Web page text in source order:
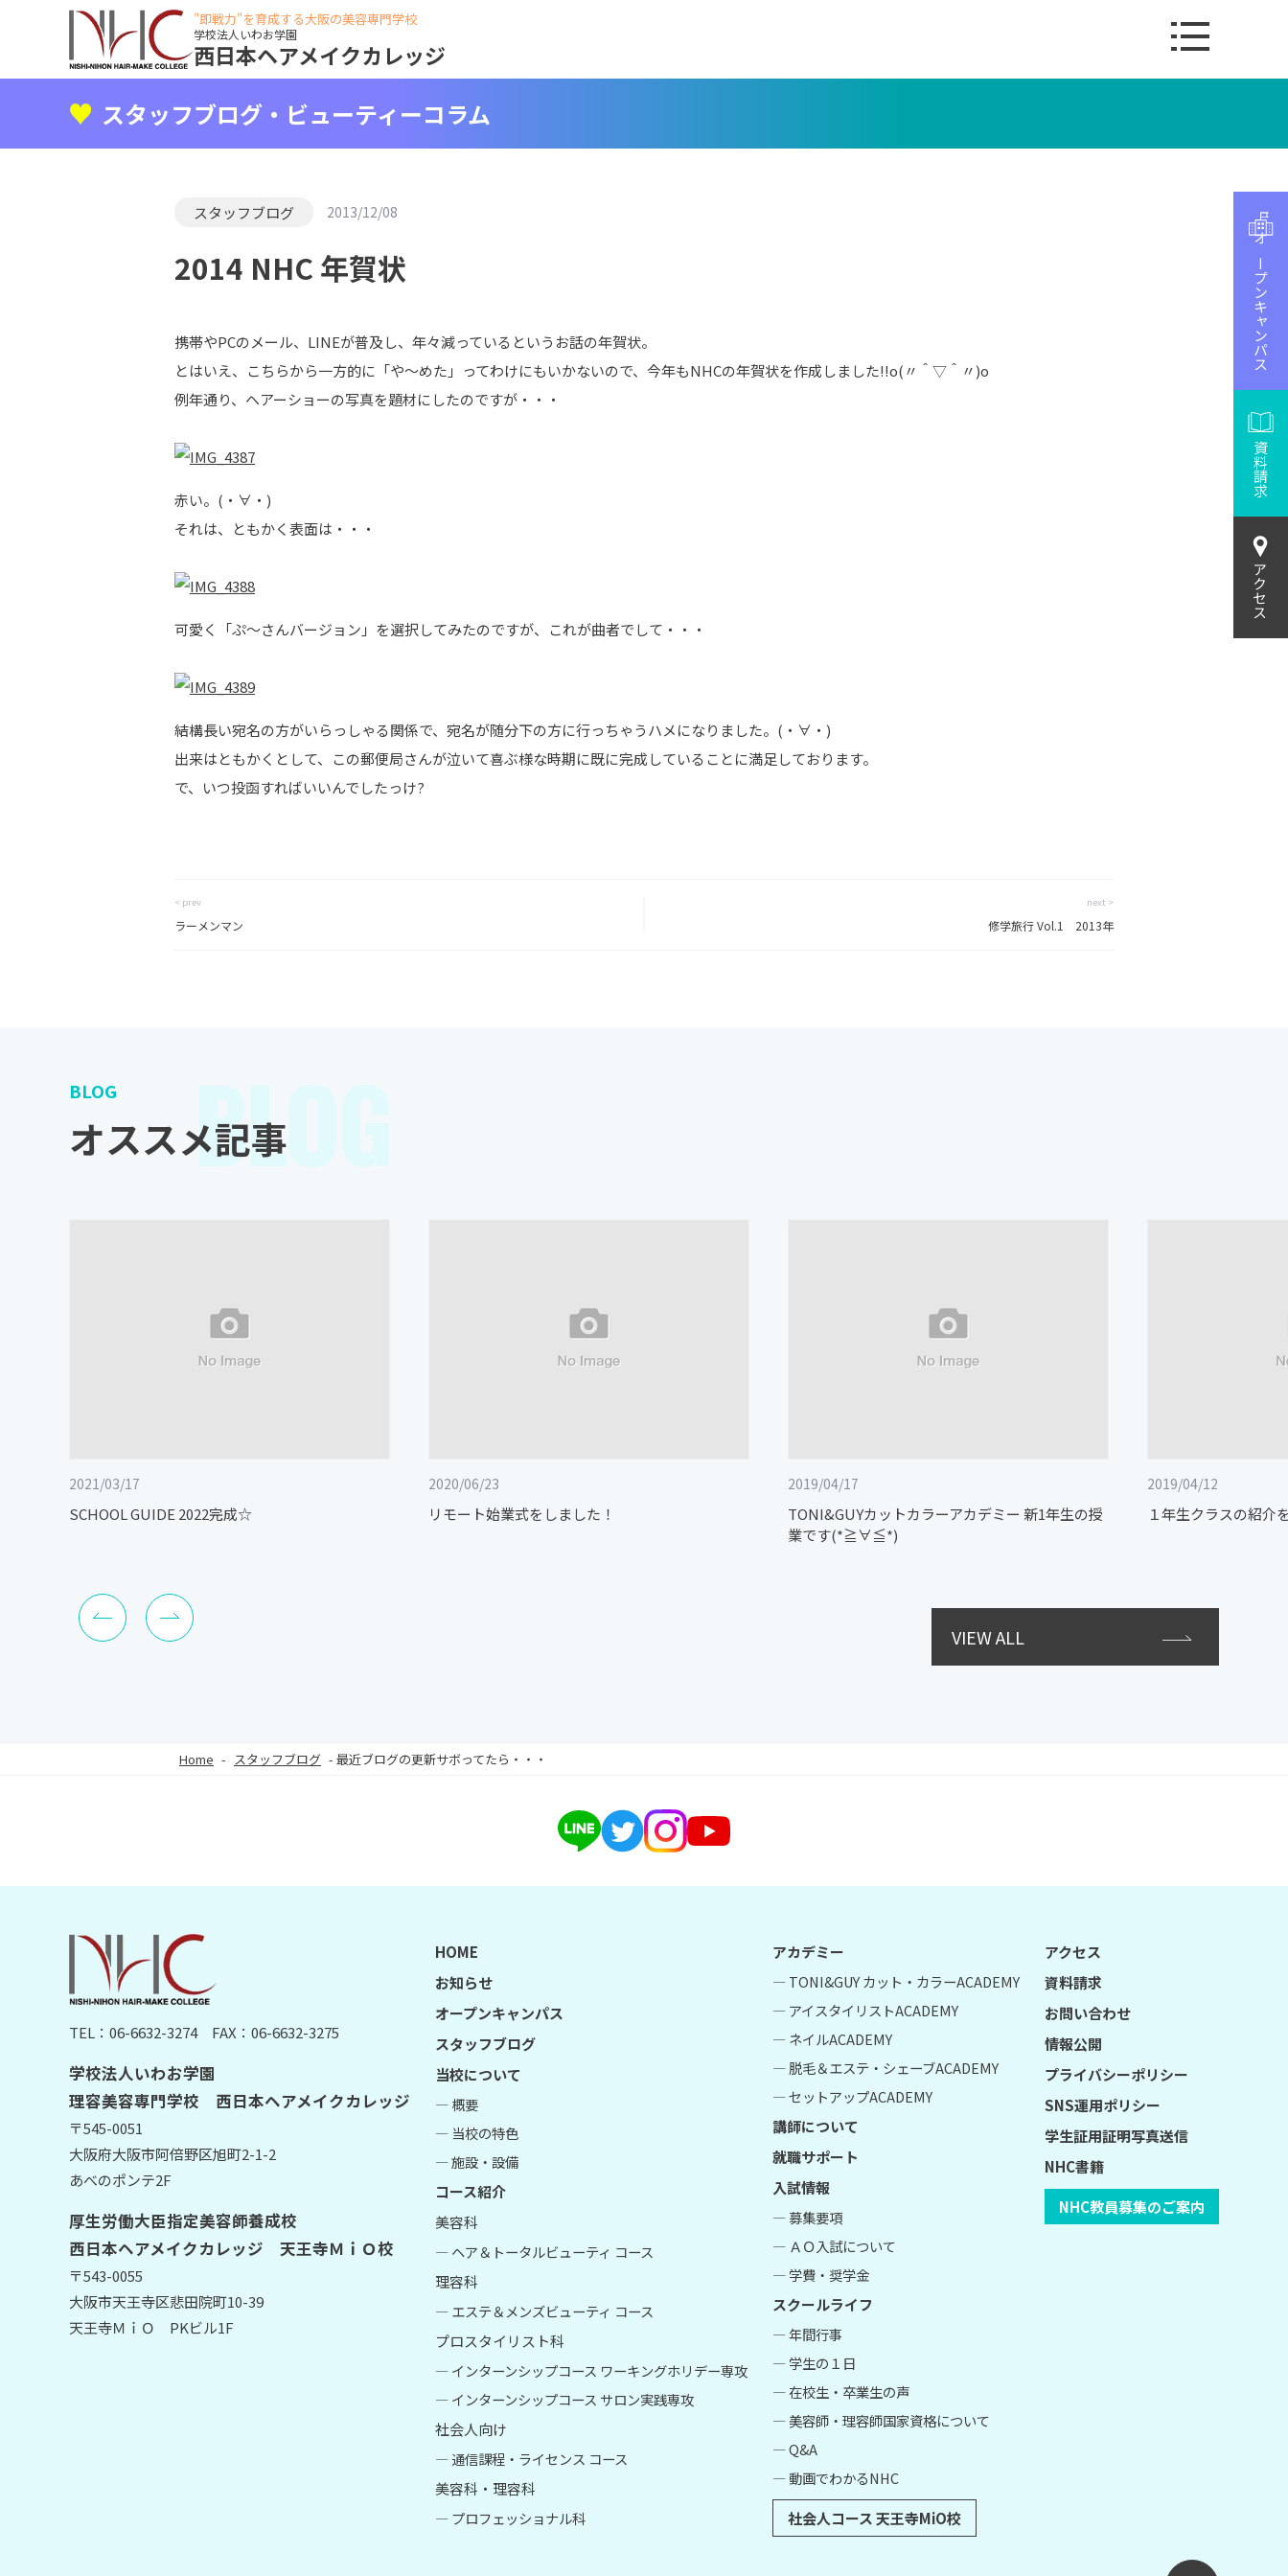
"即戦力"を育成する大阪の美容専門学校
学校法人いわお学園
西日本ヘアメイクカレッジ
オープンキャンパス
資料請求
アクセス
スタッフブログ・ビューティーコラム
スタッフブログ 2013/12/08
2014 NHC 年賀状
携帯やPCのメール、LINEが普及し、年々減っているというお話の年賀状。
とはいえ、こちらから一方的に「や～めた」ってわけにもいかないので、今年もNHCの年賀状を作成しました!!o(〃＾▽＾〃)o
例年通り、ヘアーショーの写真を題材にしたのですが・・・
赤い。(・∀・)
それは、ともかく表面は・・・
可愛く「ぷ～さんバージョン」を選択してみたのですが、これが曲者でして・・・
結構長い宛名の方がいらっしゃる関係で、宛名が随分下の方に行っちゃうハメになりました。(・∀・)
出来はともかくとして、この郵便局さんが泣いて喜ぶ様な時期に既に完成していることに満足しております。
で、いつ投函すればいいんでしたっけ?
< prev
ラーメンマン
next >
修学旅行 Vol.1 2013年
BLOG
オススメ記事
BLOG
2021/03/17
SCHOOL GUIDE 2022完成☆
2020/06/23
リモート始業式をしました！
2019/04/17
TONI&GUYカットカラーアカデミー 新1年生の授
業です(*≧∀≦*)
2019/04/12
１年生クラスの紹介
VIEW ALL
Home - スタッフブログ - 最近ブログの更新サボってたら・・・
TEL：06-6632-3274FAX：06-6632-3275
学校法人いわお学園
理容美容専門学校 西日本ヘアメイクカレッジ
〒545-0051
大阪府大阪市阿倍野区旭町2-1-2
あべのポンテ2F
厚生労働大臣指定美容師養成校
西日本ヘアメイクカレッジ 天王寺ＭｉＯ校
〒543-0055
大阪市天王寺区悲田院町10-39
天王寺ＭｉＯ PKビル1F
HOME
お知らせ
オープンキャンパス
スタッフブログ
当校について
― 概要
― 当校の特色
― 施設・設備
コース紹介
美容科
― ヘア＆トータルビューティ コース
理容科
― エステ＆メンズビューティ コース
プロスタイリスト科
― インターンシップコース ワーキングホリデー専攻
― インターンシップコース サロン実践専攻
社会人向け
― 通信課程・ライセンス コース
美容科・理容科
― プロフェッショナル科
アカデミー
― TONI&GUY カット・カラーACADEMY
― アイスタイリストACADEMY
― ネイルACADEMY
― 脱毛＆エステ・シェーブACADEMY
― セットアップACADEMY
講師について
就職サポート
入試情報
― 募集要項
― ＡＯ入試について
― 学費・奨学金
スクールライフ
― 年間行事
― 学生の１日
― 在校生・卒業生の声
― 美容師・理容師国家資格について
― Q&A
― 動画でわかるNHC
社会人コース 天王寺MiO校
アクセス
資料請求
お問い合わせ
情報公開
プライバシーポリシー
SNS運用ポリシー
学生証用証明写真送信
NHC書籍
NHC教員募集のご案内